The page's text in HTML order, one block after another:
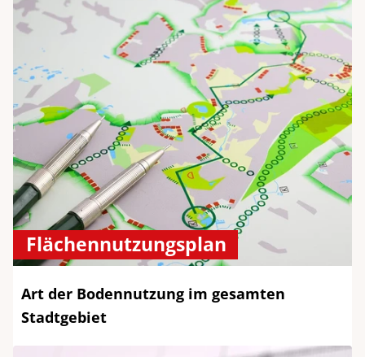
Flächennutzungsplan
Art der Bodennutzung im gesamten
Stadtgebiet